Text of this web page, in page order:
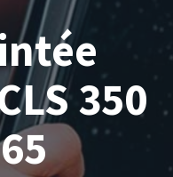
350